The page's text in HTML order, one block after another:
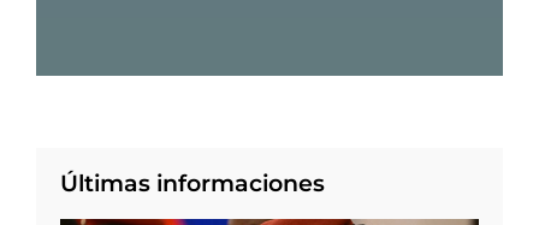
Últimas informaciones